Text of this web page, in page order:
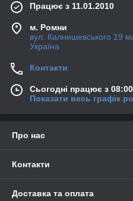
Працює з 11.01.2010
м. Ромни
вул. Калнишевського 19
Україна
Контакти
Сьогодні працює з
Показати весь графік
Про нас
Контакти
Доставка та оплата